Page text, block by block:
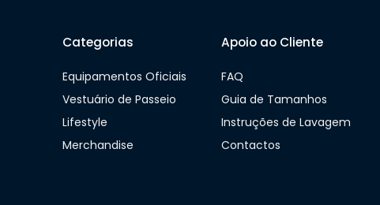
Categorias
Equipamentos Oficiais
Vestuário de Passeio
Lifestyle
Merchandise
Apoio ao Cliente
FAQ
Guia de Tamanhos
Instruções de Lavagem
Contactos